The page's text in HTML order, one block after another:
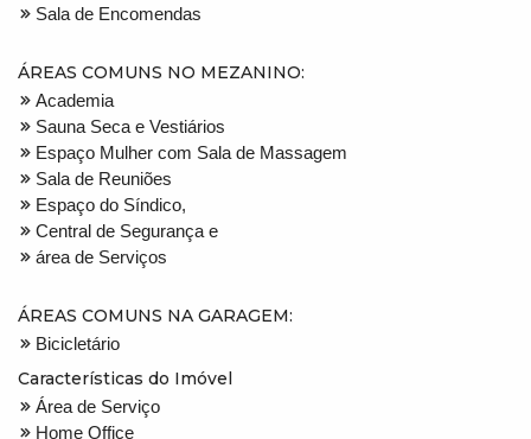
Sala de Encomendas
ÁREAS COMUNS NO MEZANINO:
Academia
Sauna Seca e Vestiários
Espaço Mulher com Sala de Massagem
Sala de Reuniões
Espaço do Síndico,
Central de Segurança e
área de Serviços
ÁREAS COMUNS NA GARAGEM:
Bicicletário
Características do Imóvel
Área de Serviço
Home Office